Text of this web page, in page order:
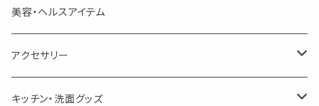
箱入りアソート
リップ容器
スクリュー容器
チューブ
道具
線香
サシェ・香り袋
ディフューザー
アロマオイルウォーマー
アロマストーン
記号（ハート,星,etc）
音楽・楽器
ページオープナー・ワイドクリップ
ポストカード・メッセージカード
フック・マグネット・画鋲
オブジェ
キャンドル・お香
ウォールアイテム
美容・ヘルスアイテム
アクセサリー
ブローチ・ピンバッチ
キッチン・洗面グッズ